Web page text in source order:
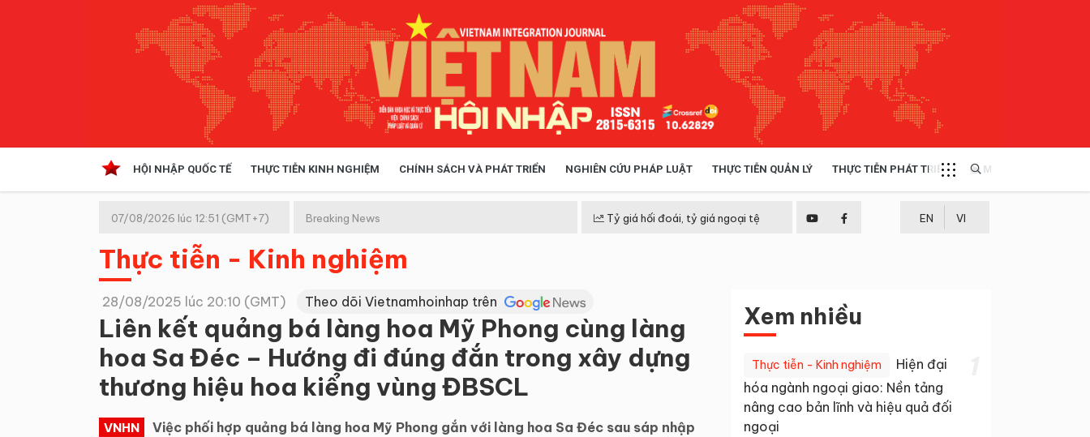
HỘI NHẬP QUỐC TẾ THỰC TIỄN KINH NGHIỆM CHÍNH SÁCH VÀ PHÁT TRIỂN NGHIÊN CỨU PHÁP LUẬT THỰC TIỄN QUẢN LÝ THỰC TIỄN PHÁT TRIỂN MULTIMEDIA
Kinh tế hội nhập
Doanh nghiệp
07/08/2026 lúc 12:51 (GMT+7) Breaking News Tỷ giá hối đoái, tỷ giá ngoại tệ EN VI
Thực tiễn - Kinh nghiệm
28/08/2025 lúc 20:10 (GMT) Theo dõi Vietnamhoinhap trên
Liên kết quảng bá làng hoa Mỹ Phong cùng làng
hoa Sa Đéc – Hướng đi đúng đắn trong xây dựng
thương hiệu hoa kiểng vùng ĐBSCL
VNHN
Việc phối hợp quảng bá làng hoa Mỹ Phong gắn với làng hoa Sa Đéc sau sáp nhập
Xem nhiều
Thực tiễn - Kinh nghiệm
Hiện đại
hóa ngành ngoại giao: Nền tảng
nâng cao bản lĩnh và hiệu quả đối
ngoại